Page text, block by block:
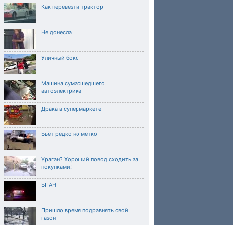
Как перевезти трактор
Не донесла
Уличный бокс
Машина сумасшедшего
автоэлектрика
Драка в супермаркете
Бьёт редко но метко
Ураган? Хороший повод сходить за
покупками!
БПАН
Пришло время подравнять свой
газон